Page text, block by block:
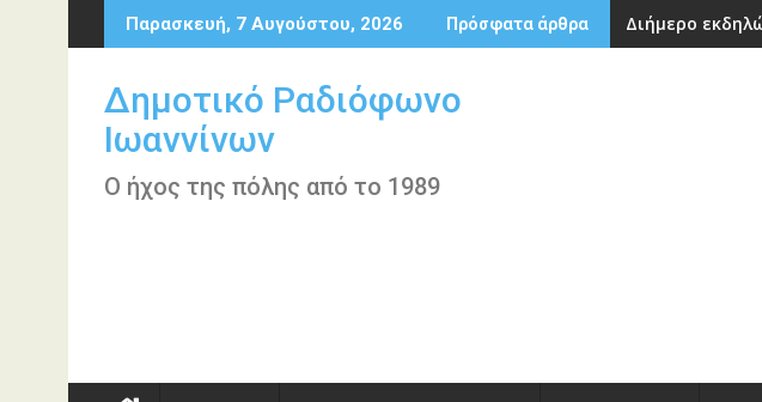
Περάστε
στο
Παρασκευή, 7 Αυγούστου, 2026 Πρόσφατα άρθρα Διήμερο
Δημοτικό Ραδιόφωνο
Ιωαννίνων
Ο ήχος της πόλης από το 1989